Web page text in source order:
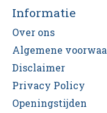
Informatie
Over ons
Algemene
Disclaimer
Privacy Policy
Openingstijden